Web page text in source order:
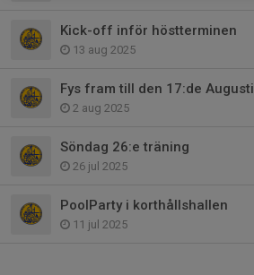
Kick-off inför höstterminen
13 aug 2025
Fys fram till den 17:de Augusti
2 aug 2025
Söndag 26:e träning
26 jul 2025
PoolParty i korthållshallen
11 jul 2025